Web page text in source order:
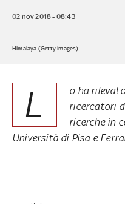
02 nov 2018 - 08:43
Himalaya (Getty Images)
L
o ha
ricercatori
ricerche in
Università di Pisa e